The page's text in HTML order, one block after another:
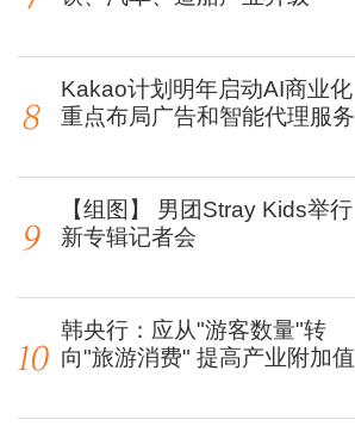
Kakao计划明年启动AI商业化
重点布局广告和智能代理服务
【组图】 男团Stray Kids举行
新专辑记者会
韩央行：应从"游客数量"转
向"旅游消费" 提高产业附加值